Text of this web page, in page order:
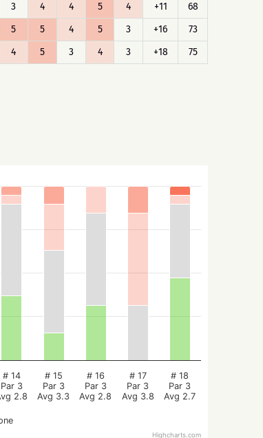
3 4 4 5 4 +11
68
5 5 4 5 3 +16
73
4 5 3 4 3 +18 75
# 14
Par 3
2.8
# 15
Par 3
Avg 3.3
# 16
Par 3
Avg 2.8
# 17
Par 3
Avg 3.8
# 18
Par 3
Avg 2.7
Highcharts.com